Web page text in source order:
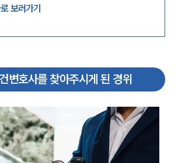
보러가기
변호사를 찾아주시게 된 경위